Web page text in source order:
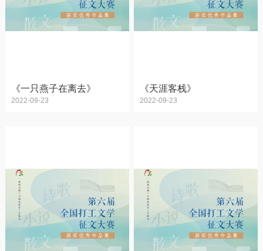
《一只燕子在离去》
2022-09-23
《天涯客栈》
2022-09-23